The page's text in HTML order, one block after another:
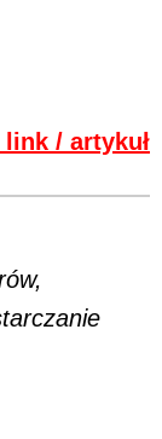
link / artykuł